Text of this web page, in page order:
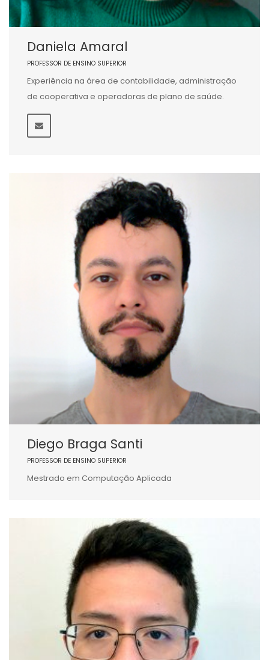
Daniela Amaral
PROFESSOR DE ENSINO SUPERIOR
Experiência na área de contabilidade, administração
de cooperativa e operadoras de plano de saúde.
Diego Braga Santi
PROFESSOR DE ENSINO SUPERIOR
Mestrado em Computação Aplicada